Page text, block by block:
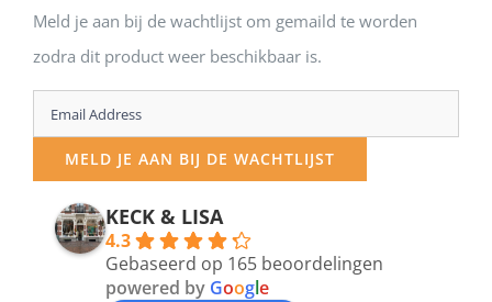
Meld je aan bij de wachtlijst om gemaild te worden
zodra dit product weer beschikbaar is.
Enter
your
email
address
MELD JE AAN BIJ DE WACHTLIJST
KECK & LISA
4.3
Gebaseerd op 165 beoordelingen
powered by Google